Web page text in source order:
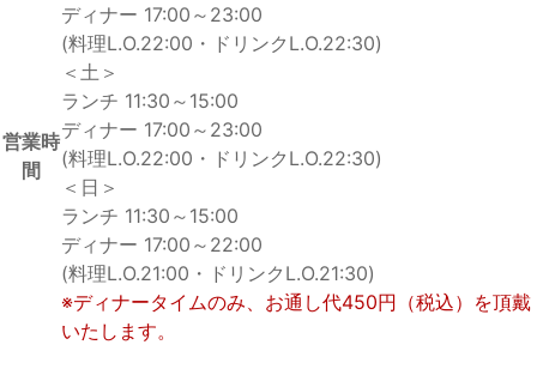
営業時
間
ディナー 17:00～23:00
(料理L.O.22:00・ドリンクL.O.22:30)
＜土＞
ランチ 11:30～15:00
ディナー 17:00～23:00
(料理L.O.22:00・ドリンクL.O.22:30)
＜日＞
ランチ 11:30～15:00
ディナー 17:00～22:00
(料理L.O.21:00・ドリンクL.O.21:30)
※ディナータイムのみ、お通し代450円（税込）を頂戴
いたします。